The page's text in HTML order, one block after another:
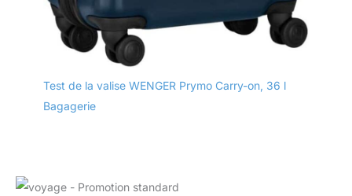
Test de la valise WENGER Prymo Carry-on, 36 l
Bagagerie